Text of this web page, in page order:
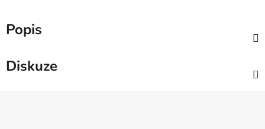
Popis
Diskuze